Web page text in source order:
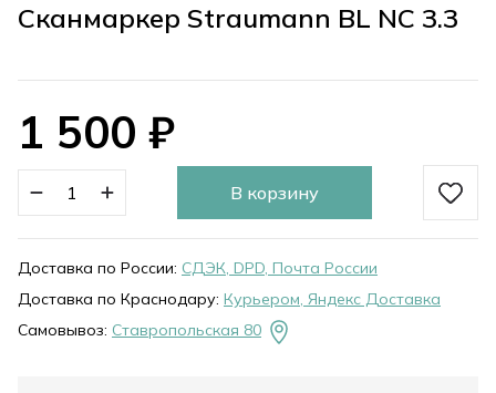
Сканмаркер Straumann BL NC 3.3
1 500 ₽
В корзину
Доставка по России: СДЭК, DPD, Почта России
Доставка по Краснодару: Курьером, Яндекс Доставка
Самовывоз: Ставропольская 80